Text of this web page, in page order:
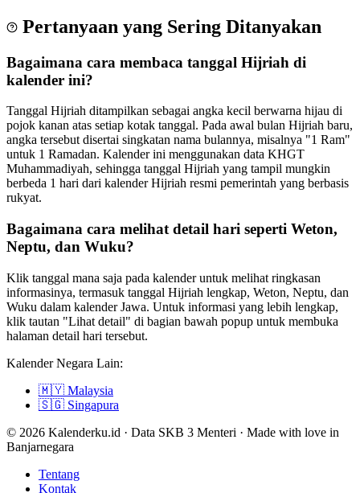
Pertanyaan yang Sering Ditanyakan
Bagaimana cara membaca tanggal Hijriah di
kalender ini?
Tanggal Hijriah ditampilkan sebagai angka kecil berwarna hijau di
pojok kanan atas setiap kotak tanggal. Pada awal bulan Hijriah baru,
angka tersebut disertai singkatan nama bulannya, misalnya "1 Ram"
untuk 1 Ramadan. Kalender ini menggunakan data KHGT
Muhammadiyah, sehingga tanggal Hijriah yang tampil mungkin
berbeda 1 hari dari kalender Hijriah resmi pemerintah yang berbasis
rukyat.
Bagaimana cara melihat detail hari seperti Weton,
Neptu, dan Wuku?
Klik tanggal mana saja pada kalender untuk melihat ringkasan
informasinya, termasuk tanggal Hijriah lengkap, Weton, Neptu, dan
Wuku dalam kalender Jawa. Untuk informasi yang lebih lengkap,
klik tautan "Lihat detail" di bagian bawah popup untuk membuka
halaman detail hari tersebut.
Kalender Negara Lain:
🇲🇾 Malaysia
🇸🇬 Singapura
© 2026 Kalenderku.id · Data SKB 3 Menteri · Made with love in
Banjarnegara
Tentang
Kontak